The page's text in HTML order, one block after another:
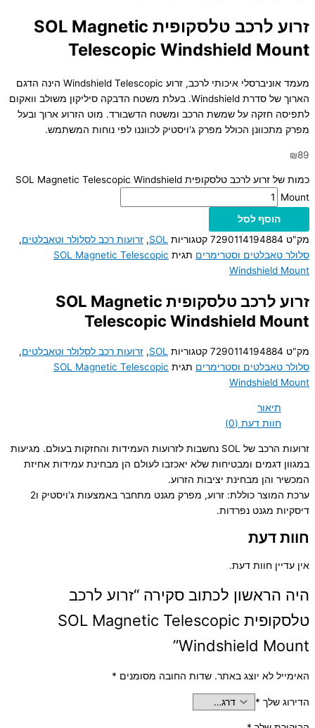
זרוע לרכב טלסקופית SOL Magnetic
Telescopic Windshield Mount
מעמד אוניברסלי איכותי לרכב, זרוע Windshield Telescopic הינה הדגם
הארוך של סדרת Windshield. בעלת משטח הדבקה סיליקון משולב וואקום
לתפיסה חזקה על שמשת הרכב ומשטח הדשבורד. מוט הזרוע ארוך ובעל
מפרק מתכוונן הכולל מפרק ג'ויסטיק לכווננו לפי נוחות המשתמש.
₪89
כמות של זרוע לרכב טלסקופית SOL Magnetic Telescopic Windshield
Mount
הוסף לסל
מק"ט 7290114194884 קטגוריות SOL
, זרועות רכב לסלולר וטאבלטים,
סלולר טאבלטים וסטרימרים תגית SOL Magnetic Telescopic
Windshield Mount
זרוע לרכב טלסקופית SOL Magnetic
Telescopic Windshield Mount
מק"ט 7290114194884 קטגוריות SOL
, זרועות רכב לסלולר וטאבלטים,
סלולר טאבלטים וסטרימרים תגית SOL Magnetic Telescopic
Windshield Mount
תיאור
חוות דעת (0)
זרועות הרכב של SOL נחשבות לזרועות העמידות והחזקות בעולם. מגיעות
במגוון דגמים ומבטיחות שלא יאכזבו לעולם הן מבחינת עמידות אחיזת
המכשיר והן מבחינת יציבות הזרוע.
ערכת המוצר כוללת: זרוע, מפרק מגנט מתחבר באמצעות ג'ויסטיק ו2
דיסקיות מגנט נפרדות.
חוות דעת
אין עדיין חוות דעת.
היה הראשון לכתוב סקירה “זרוע לרכב
טלסקופית SOL Magnetic Telescopic
Windshield Mount”
האימייל לא יוצג באתר. שדות החובה מסומנים *
הדירוג שלך *